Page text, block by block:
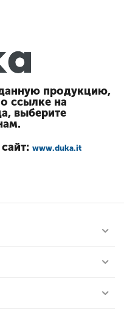
данную продукцию,
ссылке на
выберите
www.duka.it